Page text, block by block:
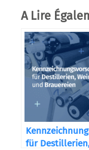
A Lire
für